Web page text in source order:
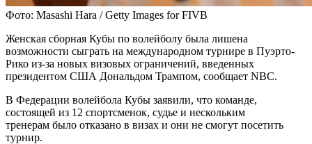
Фото: Masashi Hara / Getty Images for FIVB
Женская сборная Кубы по волейболу была лишена
возможности сыграть на международном турнире в Пуэрто-
Рико из-за новых визовых ограничений, введенных
президентом США Дональдом Трампом, сообщает NBC.
В Федерации волейбола Кубы заявили, что команде,
состоящей из 12 спортсменок, судье и нескольким
тренерам было отказано в визах и они не смогут посетить
турнир.